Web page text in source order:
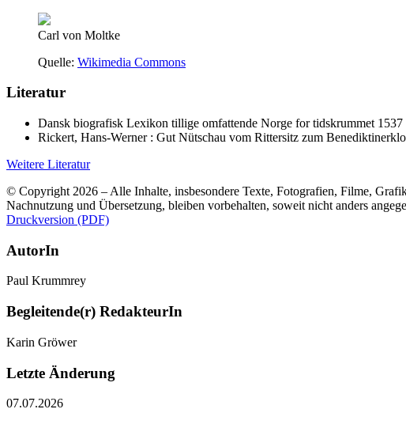
Carl von Moltke
Quelle: Wikimedia Commons
Literatur
Dansk biografisk Lexikon tillige omfattende Norge for tidskrummet
Rickert, Hans-Werner : Gut Nütschau vom Rittersitz zum
Weitere Literatur
© Copyright 2026 – Alle Inhalte, insbesondere Texte, Fotografien, Filme,
Nachnutzung und Übersetzung, bleiben vorbehalten, soweit nicht anders
Druckversion (PDF)
AutorIn
Paul Krummrey
Begleitende(r) RedakteurIn
Karin Gröwer
Letzte Änderung
07.07.2026